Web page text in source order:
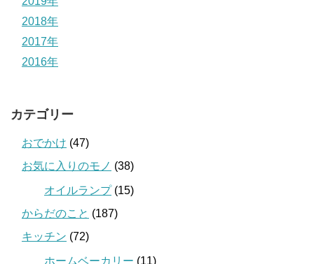
2018年
2017年
2016年
カテゴリー
おでかけ (47)
お気に入りのモノ (38)
オイルランプ(15)
からだのこと (187)
キッチン (72)
ホームベーカリー (11)